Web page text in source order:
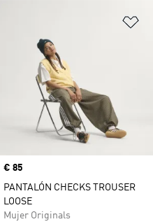
Precio
€ 85
PANTALÓN CHECKS TROUSER
LOOSE
Mujer Originals